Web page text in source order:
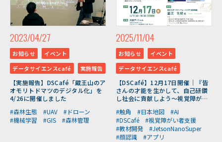
2023/04/27
お知らせ
イベント
データサイエンスcafé
実施報告
【実施報告】DSCafé「蔵王山のア
オモリトドマツのデジタル化」を
4/26に開催しました
#森林生態
#UAV
#ドローン
#機械学習
#GIS #森林管理
2025/11/04
お知らせ
イベント
データサイエンスcafé
【DSCafé】12月17日開催｜『皆
さんの才能を生かして、自己研鑽
し社会に貢献しよう～視覚障がい
を通じて～』
#触角 #日本地図
#AI
#DSCafé
#視覚障がい者支援
#教材開発
#JetsonNanoSuper
#顔認識
#アプリ